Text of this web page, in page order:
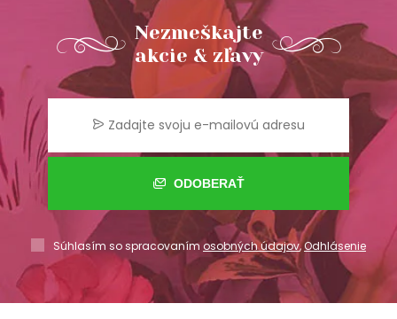
Nezmeškajte
akcie & zľavy
ODOBERAŤ
Súhlasím so spracovaním osobných údajov,Odhlásenie